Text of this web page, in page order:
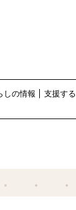
しの情報 支援する